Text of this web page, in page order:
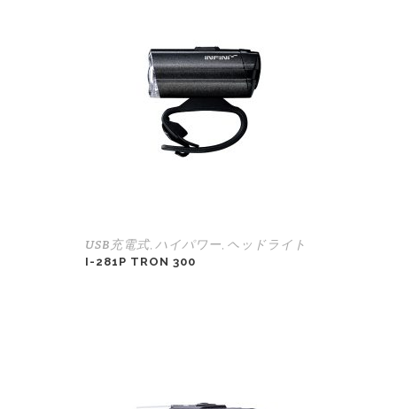
USB充電式, ハイパワー, ヘッドライト
I-281P TRON 300